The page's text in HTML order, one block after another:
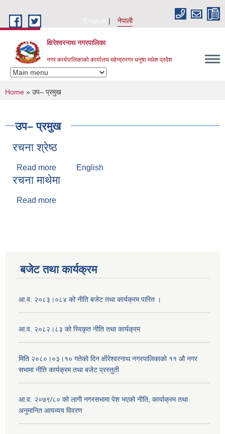
English
नेपाली
क्षिरेश्वरनाथ नगरपालिका
नगर कार्यपालिकाको कार्यालय महेन्द्रनगर धनुषा मधेश प्रदेश
You are here
Home » उप– प्रमुख
उप– प्रमुख
रचना श्रेष्ठ
Read more about रचना श्रेष्ठ
English
रचना माथेमा
Read more
बजेट तथा कार्यक्रम
आ.व. २०८३।०८४ को नीति बजेट तथा कार्यक्रम पारित ।
आ.व. २०८२।८३ को स्विकृत नीति तथा कार्यक्रम
मिति २०८०।०३।१० गतेकाे दिन क्षीरेश्वरनाथ नगरपालिकाकाे ११ ‍औ नगर
सभामा नीति कार्यक्रम तथा बजेट प्रस्तुती
आ.व. २०७९/८० को लागी नगरसभामा पेश भएको नीति, कार्याक्रम तथा
अनुमानित आयव्यय विवरण